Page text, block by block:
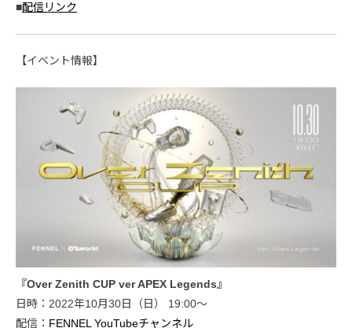
■配信リンク
【イベント情報】
『Over Zenith CUP ver APEX Legends』
日時：2022年10月30日（日） 19:00〜
配信： FENNEL YouTubeチャンネル